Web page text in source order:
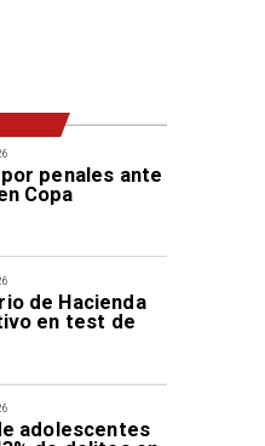
penales ante
Copa
de Hacienda
en test de
adolescentes